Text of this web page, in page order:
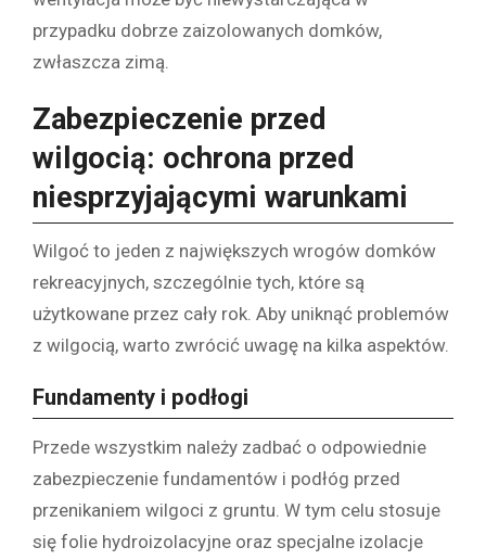
przypadku dobrze zaizolowanych domków,
zwłaszcza zimą.
Zabezpieczenie przed
wilgocią: ochrona przed
niesprzyjającymi warunkami
Wilgoć to jeden z największych wrogów domków
rekreacyjnych, szczególnie tych, które są
użytkowane przez cały rok. Aby uniknąć problemów
z wilgocią, warto zwrócić uwagę na kilka aspektów.
Fundamenty i podłogi
Przede wszystkim należy zadbać o odpowiednie
zabezpieczenie fundamentów i podłóg przed
przenikaniem wilgoci z gruntu. W tym celu stosuje
się folie hydroizolacyjne oraz specjalne izolacje